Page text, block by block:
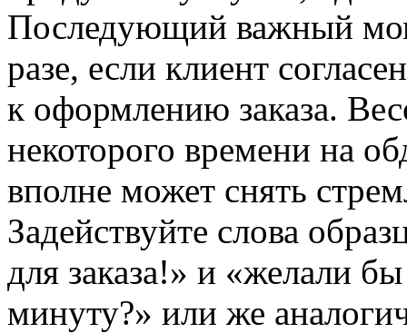
Последующий важный
разе, если клиент
к оформлению заказа.
некоторого времени на
вполне может снять
Задействуйте слова
для заказа!» и «желали
минуту?» или же